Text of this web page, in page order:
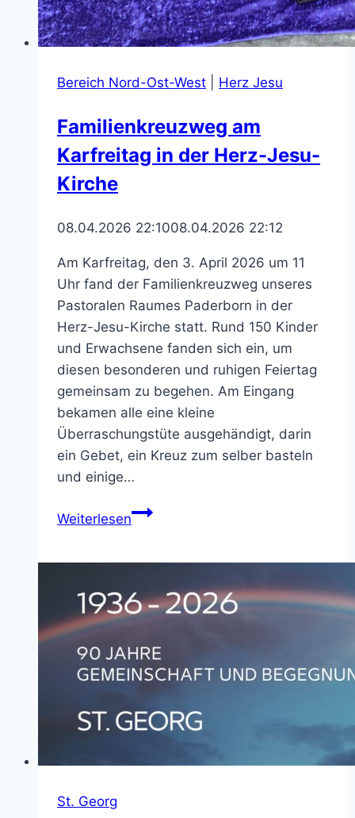
Bereich Nord-Ost-West Herz Jesu
Familienkreuzweg am
Karfreitag in der Herz-Jesu-
Kirche
08.04.2026 22:1008.04.2026 22:12
Am Karfreitag, den 3. April 2026 um 11
Uhr fand der Familienkreuzweg unseres
Pastoralen Raumes Paderborn in der
Herz-Jesu-Kirche statt. Rund 150 Kinder
und Erwachsene fanden sich ein, um
diesen besonderen und ruhigen Feiertag
gemeinsam zu begehen. Am Eingang
bekamen alle eine kleine
Überraschungstüte ausgehändigt, darin
ein Gebet, ein Kreuz zum selber basteln
und einige…
WeiterlesenFamilienkreuzweg
der
Herz-
Kirche
St. Georg